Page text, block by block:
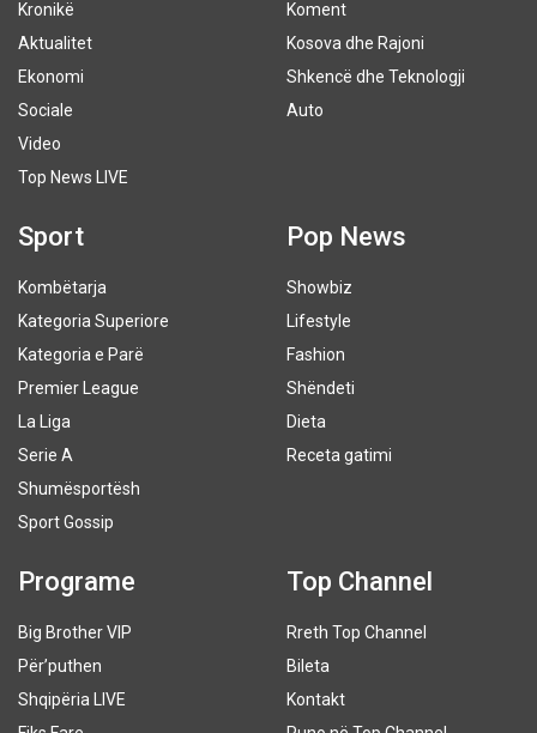
Kronikë
Aktualitet
Ekonomi
Sociale
Video
Top News LIVE
Koment
Kosova dhe Rajoni
Shkencë dhe Teknologji
Auto
Sport
Kombëtarja
Kategoria Superiore
Kategoria e Parë
Premier League
La Liga
Serie A
Shumësportësh
Sport Gossip
Pop News
Showbiz
Lifestyle
Fashion
Shëndeti
Dieta
Receta gatimi
Programe
Big Brother VIP
Për’puthen
Shqipëria LIVE
Top Channel
Rreth Top Channel
Bileta
Kontakt